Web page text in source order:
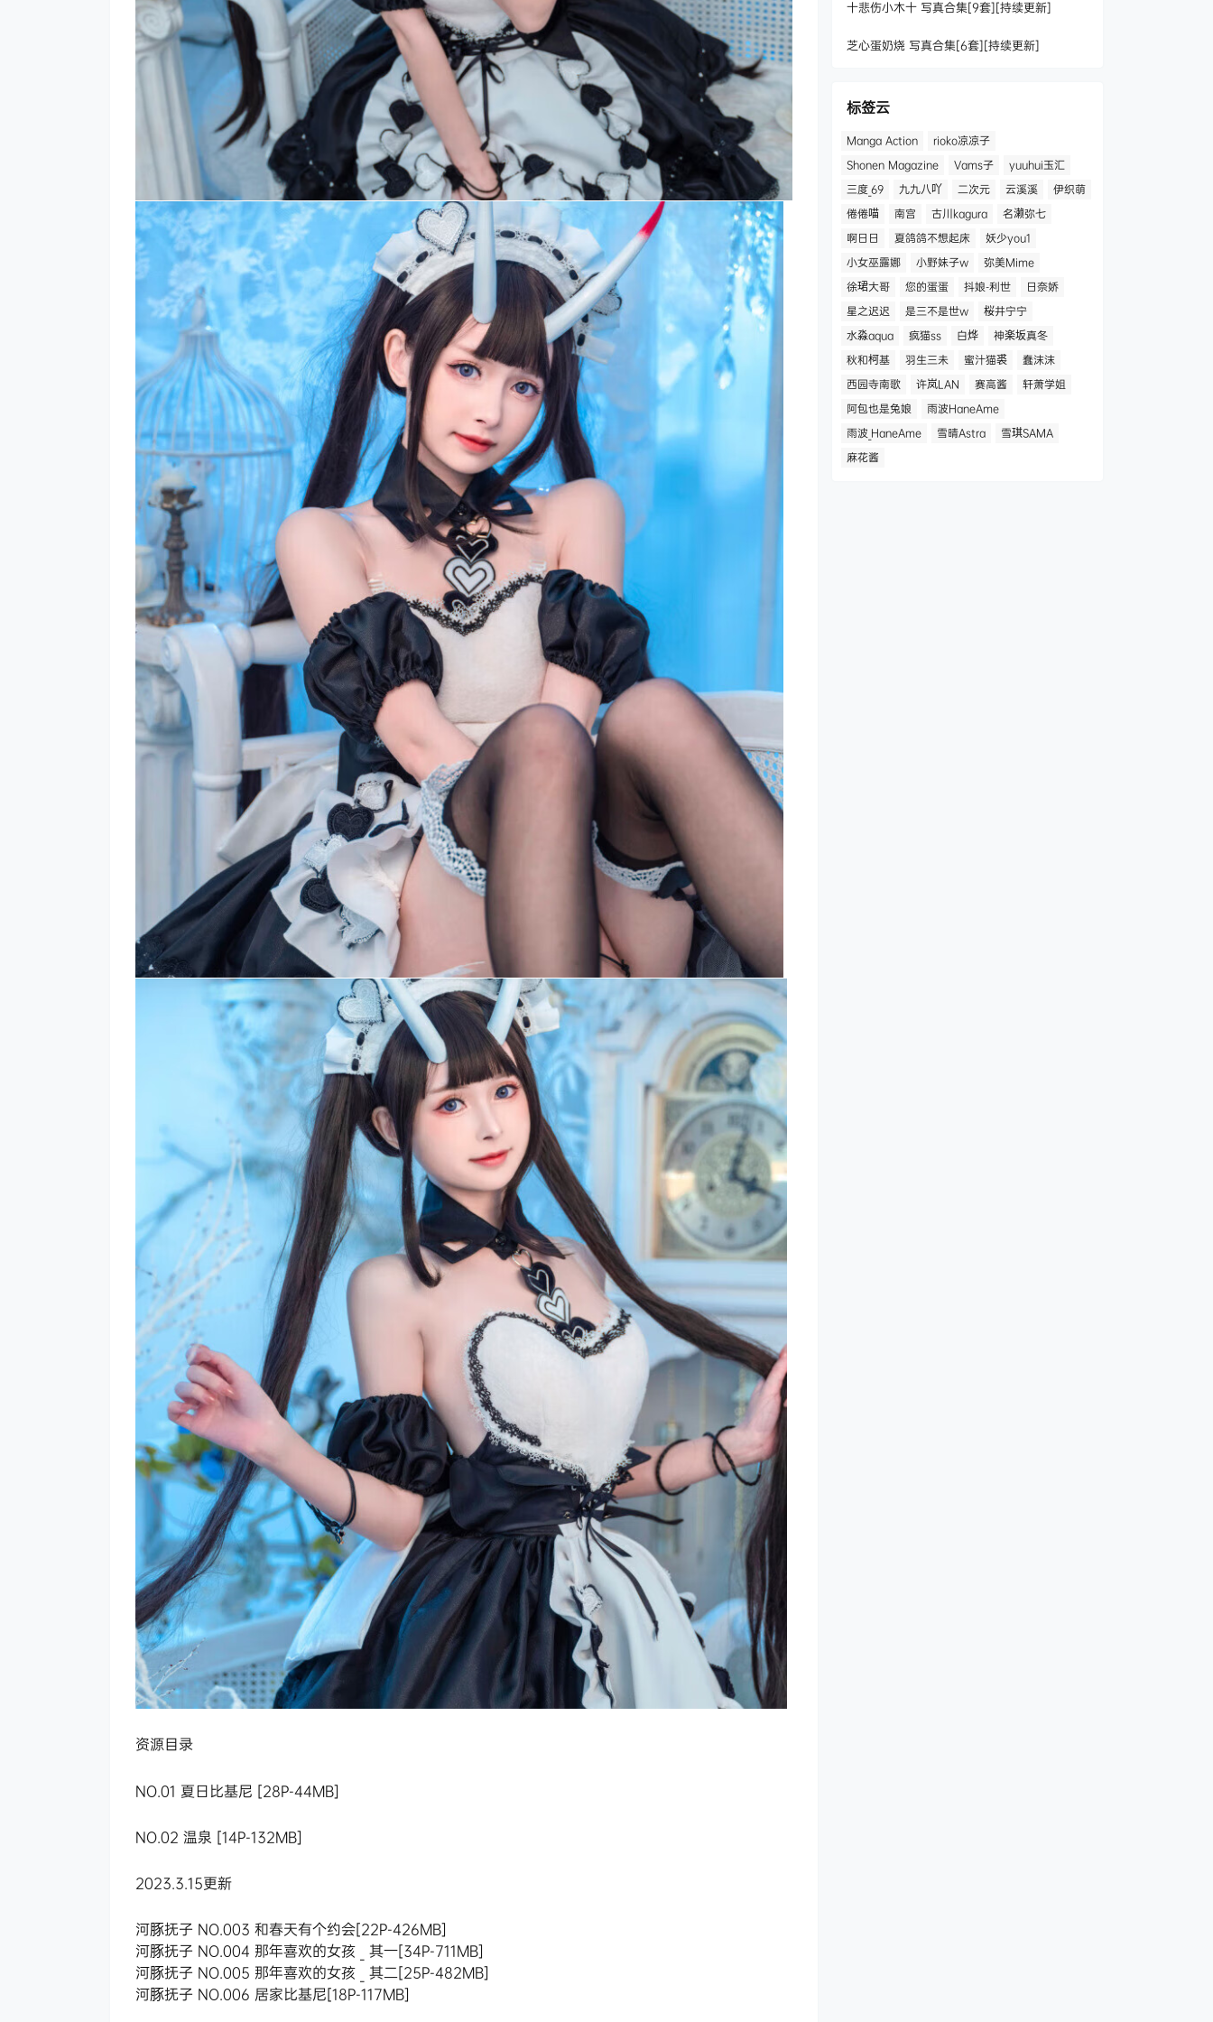
资源目录
NO.01 夏日比基尼 [28P-44MB]
NO.02 温泉 [14P-132MB]
2023.3.15更新
河豚抚子 NO.003 和春天有个约会[22P-426MB]
河豚抚子 NO.004 那年喜欢的女孩 _ 其一[34P-711MB]
河豚抚子 NO.005 那年喜欢的女孩 _ 其二[25P-482MB]
河豚抚子 NO.006 居家比基尼[18P-117MB]
十悲伤小木十 写真合集[9套][持续更新]
芝心蛋奶烧 写真合集[6套][持续更新]
标签云
Manga Action
rioko凉凉子
Shonen Magazine
Vams子
yuuhui玉汇
三度_69
九九八吖 二次元 云溪溪
伊织萌
倦倦喵
南宫 古川kagura
名濑弥七
啊日日
夏鸽鸽不想起床
妖少you1
小女巫露娜
小野妹子w
弥美Mime
徐珺大哥
您的蛋蛋 抖娘-利世
日奈娇
星之迟迟
是三不是世w
桜井宁宁
水淼aqua
疯猫ss 白烨
神楽坂真冬
秋和柯基
羽生三未 蜜汁猫裘
蠢沫沫
西园寺南歌
许岚LAN 赛高酱
轩萧学姐
阿包也是兔娘
雨波HaneAme
雨波_HaneAme
雪晴Astra
雪琪SAMA
麻花酱